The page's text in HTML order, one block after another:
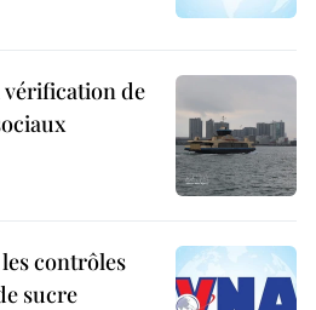
vérification de
contrôles
sucre